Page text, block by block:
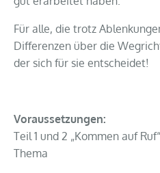
Für alle, die trotz
Differenzen über die
der sich für sie entscheidet!
Voraussetzungen:
Teil 1 und 2 „Kommen auf
Thema